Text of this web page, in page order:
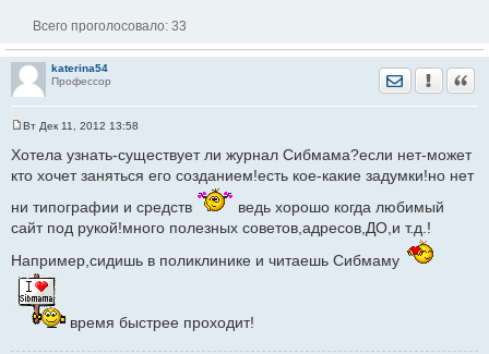
Всего проголосовало: 33
katerina54
Профессор
Отправить
о
б
н
и
Вт Дек 11, 2012 13:58
Хотела узнать-существует ли журнал Сибмама?если нет-может
кто хочет заняться его созданием!есть кое-какие задумки!но нет
ни типографии и средств
ведь хорошо когда любимый
сайт под рукой!много полезных советов,адресов,ДО,и т.д.!
Например,сидишь в поликлинике и читаешь Сибмаму
время быстрее проходит!